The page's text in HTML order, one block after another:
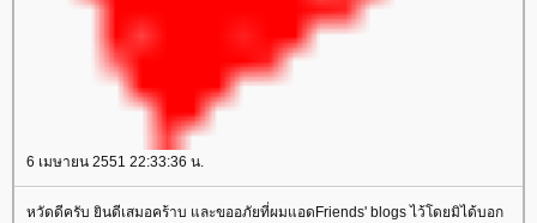
6 เมษายน 2551 22:33:36 น.
หวัดดีครับ ยินดีเสมอคร้าบ และขออภัยที่ผมแอดFriends' blogs ไว้โดยมิได้บอก